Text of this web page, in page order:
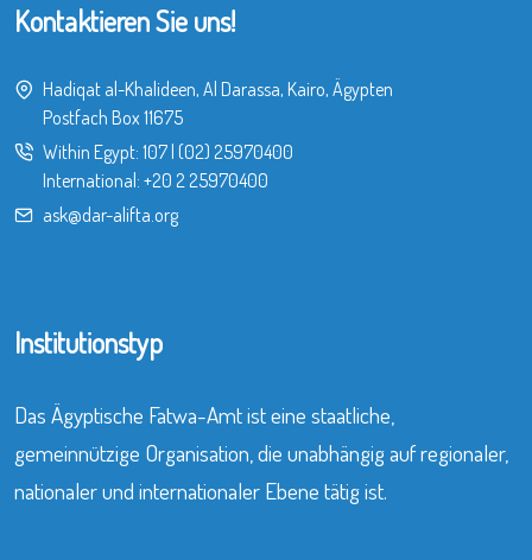
Kontaktieren Sie uns!
Hadiqat al-Khalideen, Al Darassa, Kairo, Ägypten
Postfach Box 11675
Within Egypt: 107| (02) 25970400
International: +20 2 25970400
ask@dar-alifta.org
Institutionstyp
Das Ägyptische Fatwa-Amt ist eine staatliche,
gemeinnützige Organisation, die unabhängig auf regionaler,
nationaler und internationaler Ebene tätig ist.